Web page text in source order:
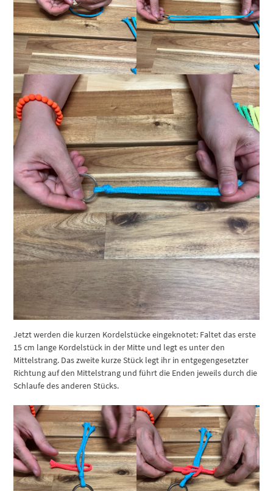
Jetzt werden die kurzen Kordelstücke eingeknotet: Faltet das erste
15 cm lange Kordelstück in der Mitte und legt es unter den
Mittelstrang. Das zweite kurze Stück legt ihr in entgegengesetzter
Richtung auf den Mittelstrang und führt die Enden jeweils durch die
Schlaufe des anderen Stücks.